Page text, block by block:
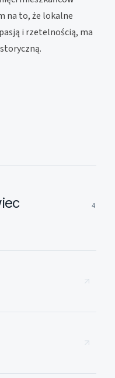
na to, że lokalne
i rzetelnością, ma
4